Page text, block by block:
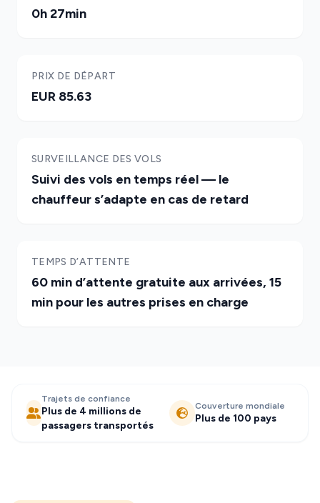
0h 27min
PRIX DE DÉPART
EUR 85.63
SURVEILLANCE DES VOLS
Suivi des vols en temps réel — le
chauffeur s’adapte en cas de retard
TEMPS D’ATTENTE
60 min d’attente gratuite aux arrivées, 15
min pour les autres prises en charge
Trajets de confiance
Plus de 4 millions de
passagers transportés
Couverture mondiale
Plus de 100 pays